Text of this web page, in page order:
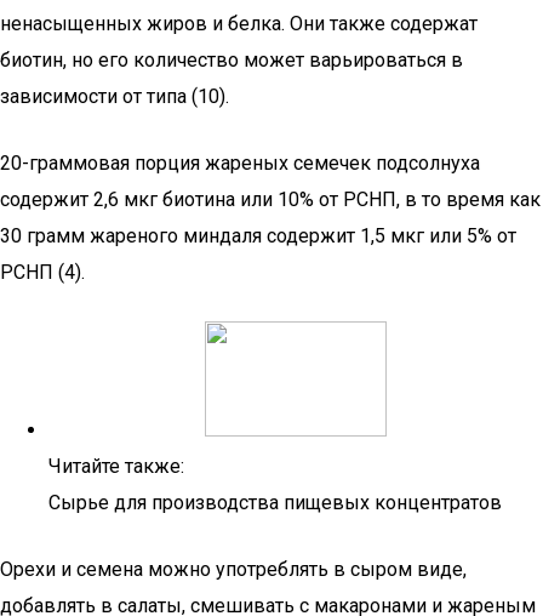
ненасыщенных жиров и белка. Они также содержат
биотин, но его количество может варьироваться в
зависимости от типа (10).
20-граммовая порция жареных семечек подсолнуха
содержит 2,6 мкг биотина или 10% от РСНП, в то время как
30 грамм жареного миндаля содержит 1,5 мкг или 5% от
РСНП (4).
Читайте также:
Сырье для производства пищевых концентратов
Орехи и семена можно употреблять в сыром виде,
добавлять в салаты, смешивать с макаронами и жареным